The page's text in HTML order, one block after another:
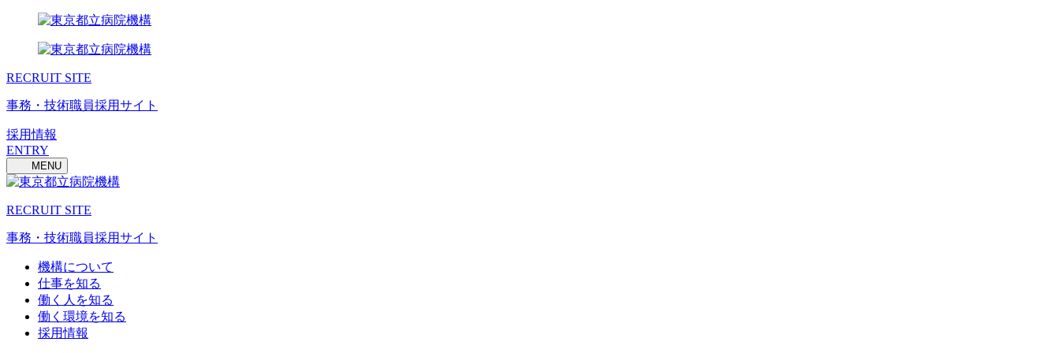
RECRUIT SITE
事務・技術職員採用サイト
採用情報
ENTRY
MENU
RECRUIT SITE
事務・技術職員採用サイト
機構について
仕事を知る
働く人を知る
働く環境を知る
採用情報